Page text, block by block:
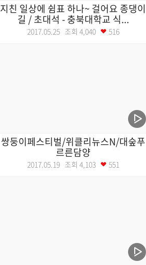
지친 일상에 쉼표 하나~ 걸어요 종댕이
길 / 초대석 - 충북대학교 식...
2017.05.25 조회 4,040 516
쌍둥이페스티벌/위클리뉴스N/대숲푸
르른담양
2017.05.19 조회 4,103 551